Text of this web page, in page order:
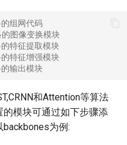
组网代码
图像变换模块
特征提取模块
特征增强模块
输出模块
和Attention等算法
模块可通过如下步骤添
为例: